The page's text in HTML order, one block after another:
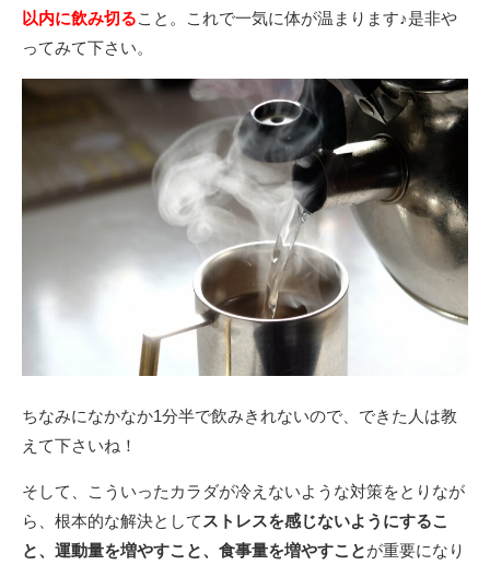
以内に飲み切ること。これで一気に体が温まります♪是非や
ってみて下さい。
ちなみになかなか1分半で飲みきれないので、できた人は教
えて下さいね！
そして、こういったカラダが冷えないような対策をとりなが
ら、根本的な解決として ストレスを感じないようにするこ
と、 運動量を増やすこと、 食事量を増やすことが重要になり